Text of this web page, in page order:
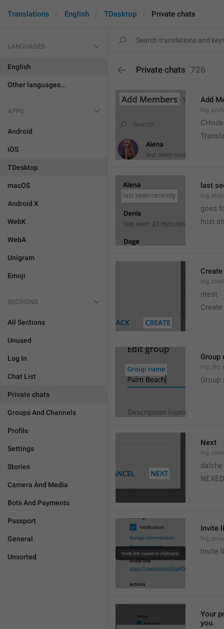
Translations English TDesktop Private chats
LANGUAGES
English
Other languages...
APPS
Android
iOS
TDesktop
macOS
Android X
WebK
WebA
Unigram
Emoji
SECTIONS
All Sections
Unused
Log In
Chat List
Private chats
Groups And Channels
Profile
Settings
Stories
Camera And Media
Bots And Payments
Passport
General
Unsorted
Private chats 726
Add
last
goes
hozi
Create
ntest
Group
Group
Next
dalche
NEXED
Invite
Invite
Your
you.